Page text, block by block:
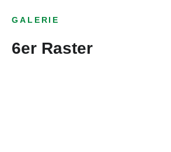
GALERIE
6er Raster